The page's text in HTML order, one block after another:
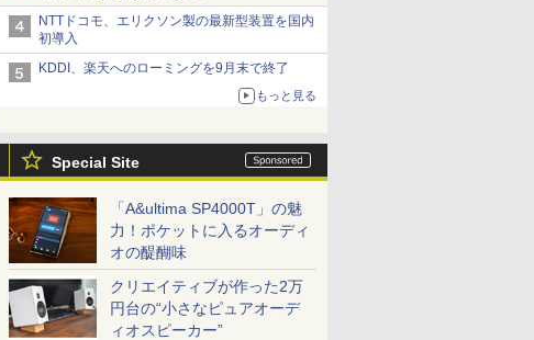
NTTドコモ、エリクソン製の最新型装置を国内
初導入
KDDI、楽天へのローミングを9月末で終了
もっと見る
Special Site
「A&ultima SP4000T」の魅
力！ポケットに入るオーディ
オの醍醐味
クリエイティブが作った2万
円台の“小さなピュアオーデ
ィオスピーカー”